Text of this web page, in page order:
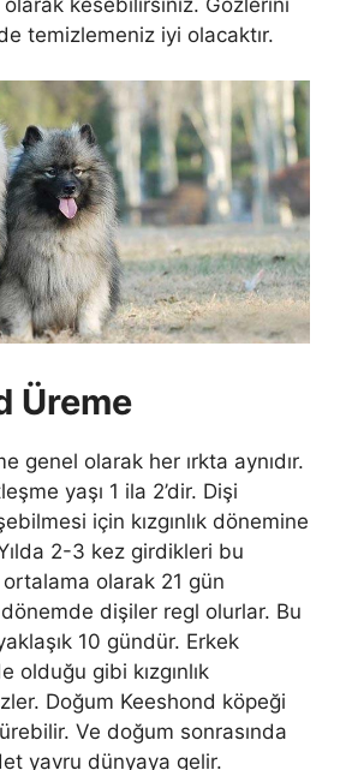
temizlemeniz iyi olacaktır.
Üreme
genel olarak her ırkta aynıdır.
yaşı 1 ila 2’dir. Dişi
için kızgınlık dönemine
2-3 kez girdikleri bu
ortalama olarak 21 gün
dişiler regl olurlar. Bu
10 gündür. Erkek
olduğu gibi kızgınlık
Doğum Keeshond köpeği
Ve doğum sonrasında
yavru dünyaya gelir.